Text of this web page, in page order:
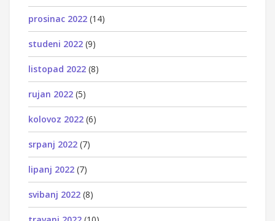
prosinac 2022 (14)
studeni 2022 (9)
listopad 2022 (8)
rujan 2022 (5)
kolovoz 2022 (6)
srpanj 2022 (7)
lipanj 2022 (7)
svibanj 2022 (8)